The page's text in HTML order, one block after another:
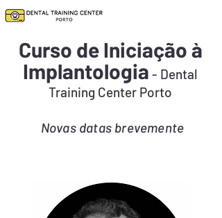
Curso de Iniciação à
Implantologia - Dental
Training Center Porto
Novas datas brevemente